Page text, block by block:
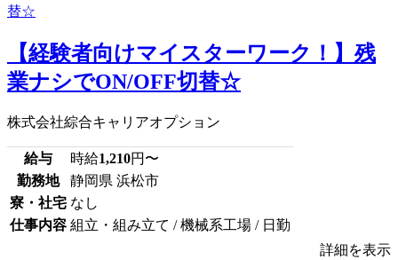
【経験者向けマイスターワーク！】残
業ナシでON/OFF切替☆
株式会社綜合キャリアオプション
給与 時給1,210円〜
勤務地
静岡県 浜松市
寮・社宅 なし
仕事内容 組立・組み立て / 機械系工場 / 日勤
詳細を表示